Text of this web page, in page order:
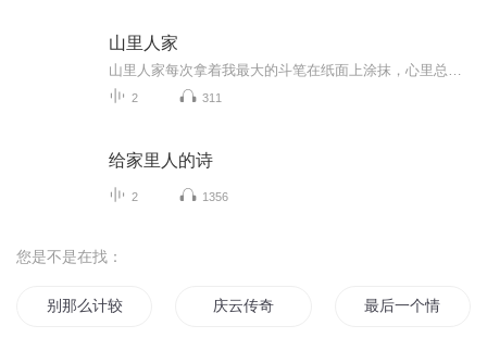
山里人家
2 311
给家里人的诗
2 1356
您是不是在找：
别那么计较 庆云传奇 最后一个情人节